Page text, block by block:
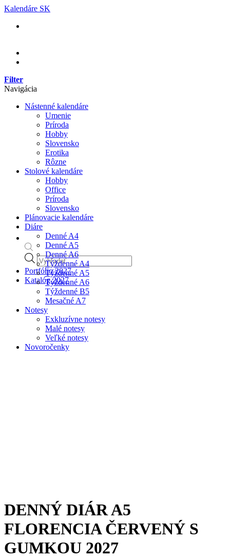
Skip
content
Kalendáre SK
Products
search
Portfólio 2027
Katalóg 2027
Filter
Navigácia
Nástenné kalendáre
Umenie
Príroda
Hobby
Slovensko
Erotika
Rôzne
Stolové kalendáre
Hobby
Office
Príroda
Slovensko
Plánovacie kalendáre
Diáre
Denné A4
Denné A5
Denné A6
Týždenné A4
Týždenné A5
Týždenné A6
Týždenné B5
Mesačné A7
Notesy
Exkluzívne notesy
Malé notesy
Veľké notesy
Novoročenky
DENNÝ DIÁR A5
FLORENCIA ČERVENÝ S
GUMKOU 2027